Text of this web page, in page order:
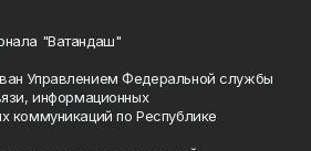
"Ватандаш"
Управлением Федеральной службы
информационных
коммуникаций по Республике